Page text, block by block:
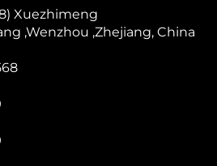
Xuezhimeng
,Wenzhou ,Zhejiang, China